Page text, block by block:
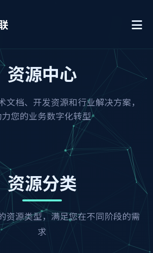
资源中心
文档、开发资源和行业解决方案，
您的业务数字化转型
资源分类
资源类型，满足您在不同阶段的需
求